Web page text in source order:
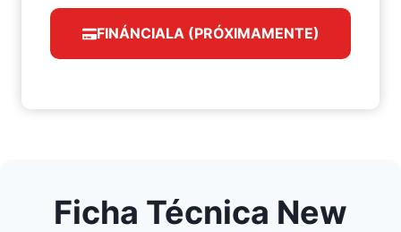
FINÁNCIALA (PRÓXIMAMENTE)
Ficha Técnica New